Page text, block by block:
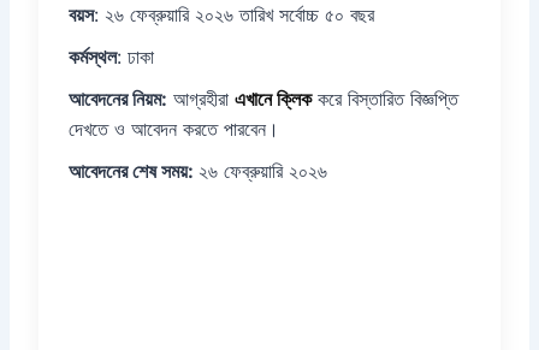
বয়স: ২৬ ফেব্রুয়ারি ২০২৬ তারিখ সর্বোচ্চ ৫০ বছর
কর্মস্থল: ঢাকা
আবেদনের নিয়ম: আগ্রহীরা এখানে ক্লিককরে বিস্তারিত বিজ্ঞপ্তি
দেখতে ও আবেদন করতে পারবেন।
আবেদনের শেষ সময়: ২৬ ফেব্রুয়ারি ২০২৬